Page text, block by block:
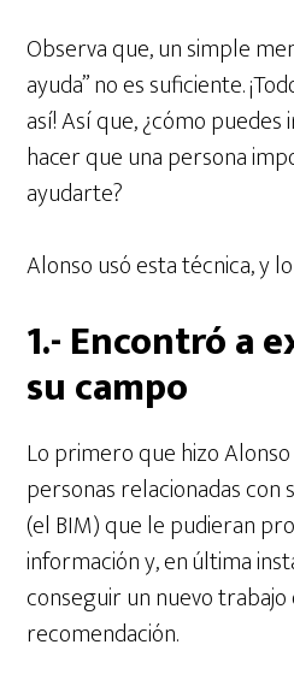
Observa que, un simple
ayuda” no es suficiente.
así! Así que, ¿cómo
hacer que una persona
ayudarte?
Alonso usó esta técnica, y
1.- Encontró a
su campo
Lo primero que hizo
personas relacionadas con
(el BIM) que le pudieran
información y, en última
conseguir un nuevo
recomendación.